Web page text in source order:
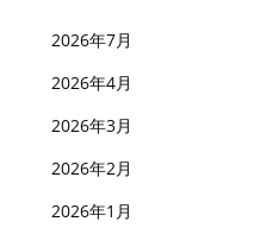
2026年7月
2026年4月
2026年3月
2026年2月
2026年1月